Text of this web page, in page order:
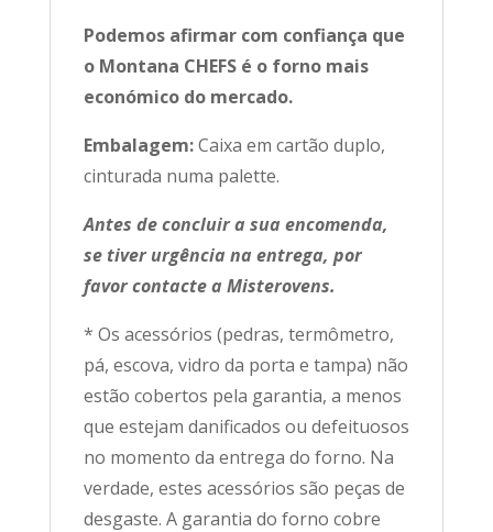
Podemos afirmar com confiança que
o Montana CHEFS é o forno mais
económico do mercado.
Embalagem:Caixa em cartão duplo,
cinturada numa palette.
Antes de concluir a sua encomenda,
se tiver urgência na entrega, por
favor contacte a Misterovens.
* Os acessórios (pedras, termômetro,
pá, escova, vidro da porta e tampa) não
estão cobertos pela garantia, a menos
que estejam danificados ou defeituosos
no momento da entrega do forno. Na
verdade, estes acessórios são peças de
desgaste. A garantia do forno cobre